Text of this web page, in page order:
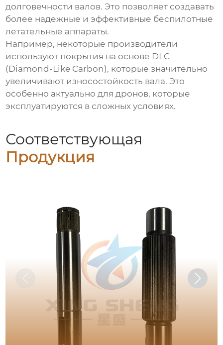
долговечности валов. Это позволяет создавать
более надежные и эффективные беспилотные
летательные аппараты.
Например, некоторые производители
используют покрытия на основе DLC
(Diamond-Like Carbon), которые значительно
увеличивают износостойкость вала. Это
особенно актуально для дронов, которые
эксплуатируются в сложных условиях.
Соответствующая
Продукция